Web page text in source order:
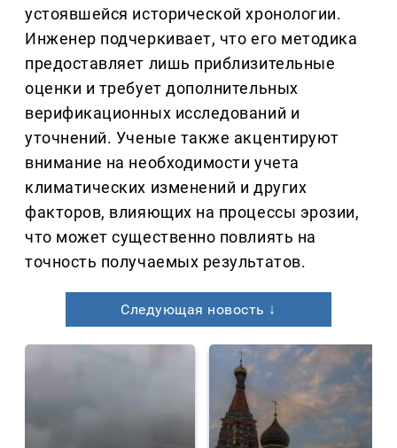
устоявшейся исторической хронологии.
Инженер подчеркивает, что его методика
предоставляет лишь приблизительные
оценки и требует дополнительных
верификационных исследований и
уточнений. Ученые также акцентируют
внимание на необходимости учета
климатических изменений и других
факторов, влияющих на процессы эрозии,
что может существенно повлиять на
точность получаемых результатов.
Следующая новость ↓